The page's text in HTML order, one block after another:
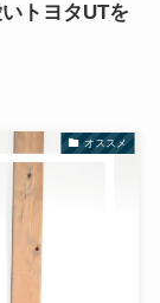
トヨタUTを
オススメ